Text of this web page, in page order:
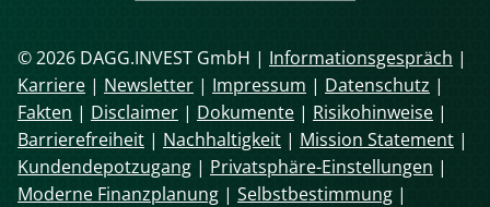
© 2026 DAGG.INVEST GmbH | Informationsgespräch |
Karriere | Newsletter | Impressum | Datenschutz |
Fakten | Disclaimer | Dokumente | Risikohinweise |
Barrierefreiheit | Nachhaltigkeit | Mission Statement |
Kundendepotzugang | Privatsphäre-Einstellungen |
Moderne Finanzplanung | Selbstbestimmung |